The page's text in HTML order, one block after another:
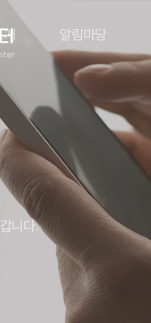
알림마당
니다.